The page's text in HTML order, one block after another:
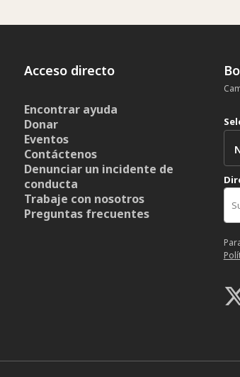
Acceso directo
Encontrar ayuda
Donar
Eventos
Contáctenos
Denunciar un incidente de
conducta
Trabaje con nosotros
Preguntas frecuentes